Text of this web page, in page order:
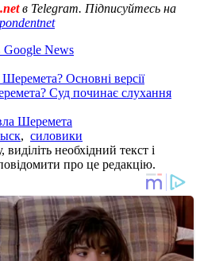
в Telegram. Підписуйтесь на
Google News
Основні версії
Суд починає слухання
Шеремета
, силовики
необхідний текст і
про це редакцію.